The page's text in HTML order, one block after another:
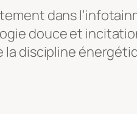
dans
douce et
la discipline